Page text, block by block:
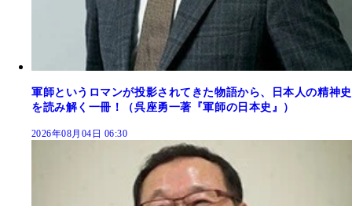
軍師というロマンが投影されてきた物語から、日本人の精神史
を読み解く一冊！（呉座勇一著『軍師の日本史』）
2026年08月04日 06:30